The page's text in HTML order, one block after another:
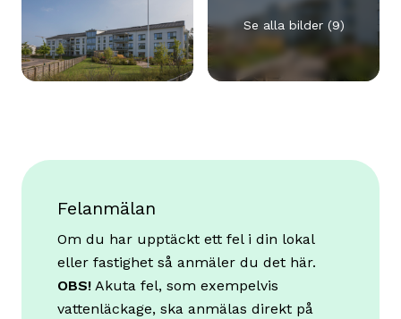
Se alla bilder (9)
Felanmälan
Om du har upptäckt ett fel i din lokal
eller fastighet så anmäler du det här.
OBS! Akuta fel, som exempelvis
vattenläckage, ska anmälas direkt på